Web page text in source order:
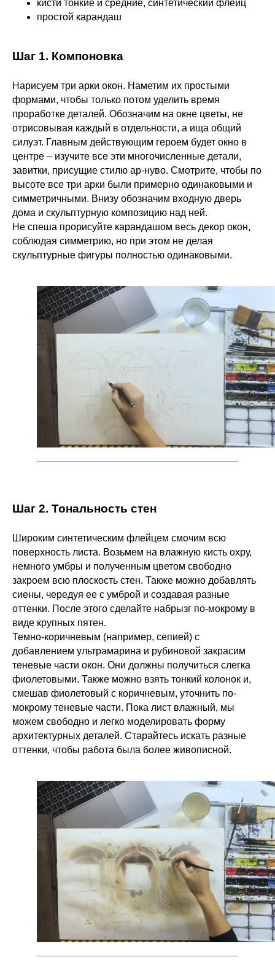
кисти тонкие и средние, синтетический флейц
простой карандаш
Шаг 1. Компоновка
Нарисуем три арки окон. Наметим их простыми
формами, чтобы только потом уделить время
проработке деталей. Обозначим на окне цветы, не
отрисовывая каждый в отдельности, а ища общий
силуэт. Главным действующим героем будет окно в
центре – изучите все эти многочисленные детали,
завитки, присущие стилю ар-нуво. Смотрите, чтобы по
высоте все три арки были примерно одинаковыми и
симметричными. Внизу обозначим входную дверь
дома и скульптурную композицию над ней.
Не спеша прорисуйте карандашом весь декор окон,
соблюдая симметрию, но при этом не делая
скульптурные фигуры полностью одинаковыми.
Шаг 2. Тональность стен
Широким синтетическим флейцем смочим всю
поверхность листа. Возьмем на влажную кисть охру,
немного умбры и полученным цветом свободно
закроем всю плоскость стен. Также можно добавлять
сиены, чередуя ее с умброй и создавая разные
оттенки. После этого сделайте набрызг по-мокрому в
виде крупных пятен.
Темно-коричневым (например, сепией) с
добавлением ультрамарина и рубиновой закрасим
теневые части окон. Они должны получиться слегка
фиолетовыми. Также можно взять тонкий колонок и,
смешав фиолетовый с коричневым, уточнить по-
мокрому теневые части. Пока лист влажный, мы
можем свободно и легко моделировать форму
архитектурных деталей. Старайтесь искать разные
оттенки, чтобы работа была более живописной.